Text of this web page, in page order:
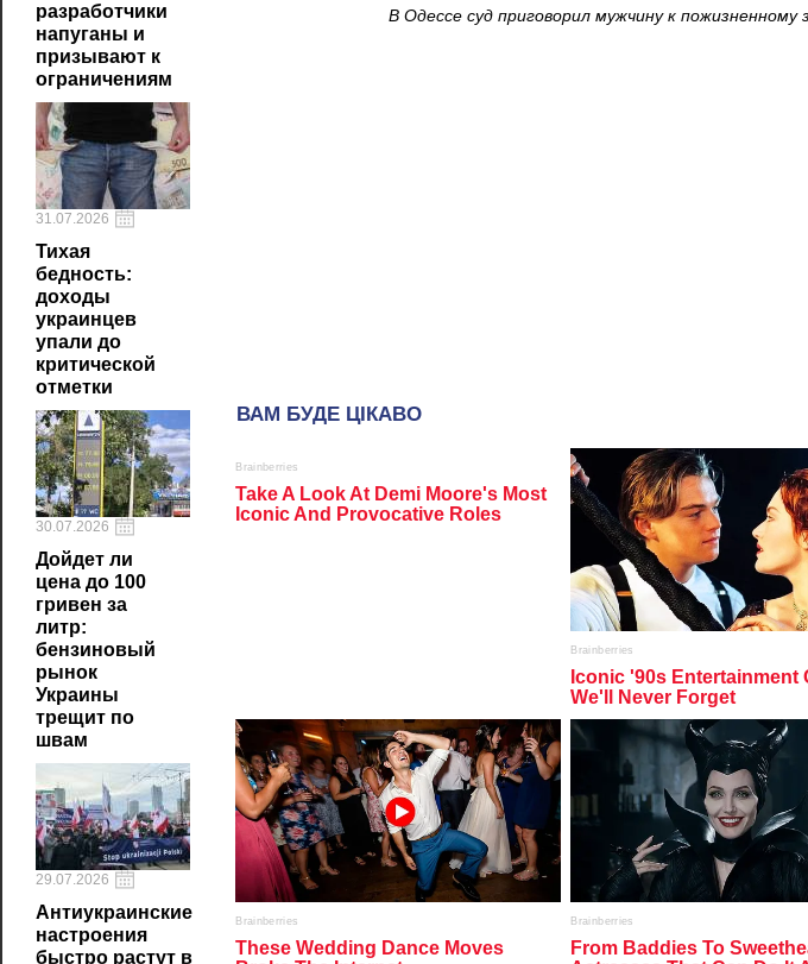
разработчики
напуганы и
призывают к
ограничениям
31.07.2026
Тихая
бедность:
доходы
украинцев
упали до
критической
отметки
30.07.2026
Дойдет ли
цена до 100
гривен за
литр:
бензиновый
рынок
Украины
трещит по
швам
29.07.2026
Антиукраинские
настроения
быстро растут в
В Одессе суд приговорил мужчину к